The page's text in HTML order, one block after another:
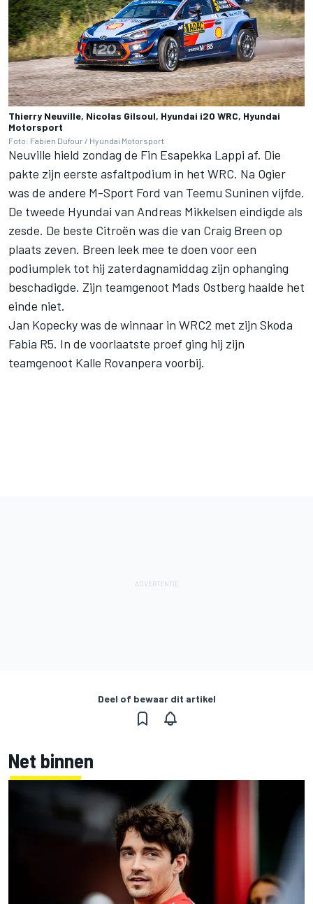
Thierry Neuville, Nicolas Gilsoul, Hyundai i20 WRC, Hyundai
Motorsport
Foto: Fabien Dufour / Hyundai Motorsport
Neuville hield zondag de Fin Esapekka Lappi af. Die
pakte zijn eerste asfaltpodium in het WRC. Na Ogier
was de andere M-Sport Ford van Teemu Suninen vijfde.
De tweede Hyundai van Andreas Mikkelsen eindigde als
zesde. De beste Citroën was die van Craig Breen op
plaats zeven. Breen leek mee te doen voor een
podiumplek tot hij zaterdagnamiddag zijn ophanging
beschadigde. Zijn teamgenoot Mads Ostberg haalde het
einde niet.
Jan Kopecky was de winnaar in WRC2 met zijn Skoda
Fabia R5. In de voorlaatste proef ging hij zijn
teamgenoot Kalle Rovanpera voorbij.
Deel of bewaar dit artikel
Net binnen